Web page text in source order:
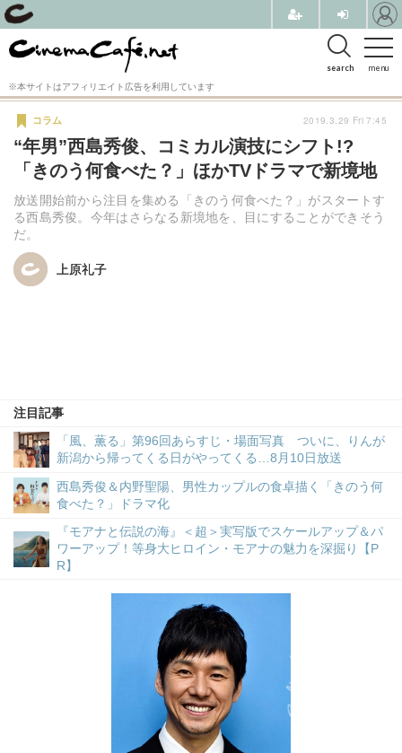
menu
search
※本サイトはアフィリエイト広告を利用しています
“年男”西島秀俊、コミカル演技にシフト!?
「きのう何食べた？」ほかTVドラマで新境地
放送開始前から注目を集める「きのう何食べた？」がスタートす
る西島秀俊。今年はさらなる新境地を、目にすることができそう
だ。
コラム
上原礼子
上原礼子
注目記事
「風、薫る」第96回あらすじ・場面写真 ついに、りんが
新潟から帰ってくる日がやってくる…8月10日放送
西島秀俊＆内野聖陽、男性カップルの食卓描く「きのう何
食べた？」ドラマ化
『モアナと伝説の海』＜超＞実写版でスケールアップ＆パ
ワーアップ！等身大ヒロイン・モアナの魅力を深掘り【P
R】
2019.3.29 Fri 7:45